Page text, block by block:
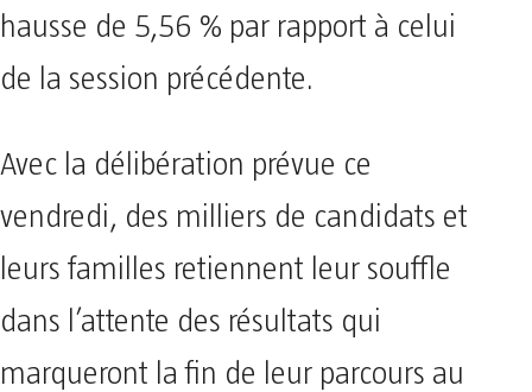
hausse de 5,56 % par rapport à celui
de la session précédente.
Avec la délibération prévue ce
vendredi, des milliers de candidats et
leurs familles retiennent leur souffle
dans l’attente des résultats qui
marqueront la fin de leur parcours au